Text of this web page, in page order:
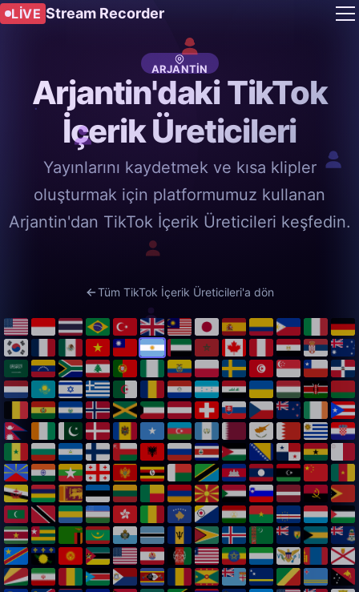
LIVE Stream Recorder
ARJANTIN
Arjantin'daki TikTok
İçerik Üreticileri
Yayınlarını kaydetmek ve kısa klipler
oluşturmak için platformumuz kullanan
Arjantin'dan TikTok İçerik Üreticileri keşfedin.
Tüm TikTok İçerik Üreticileri'a dön